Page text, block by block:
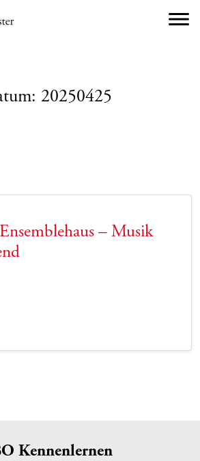
20250425
– Musik
Kennenlernen